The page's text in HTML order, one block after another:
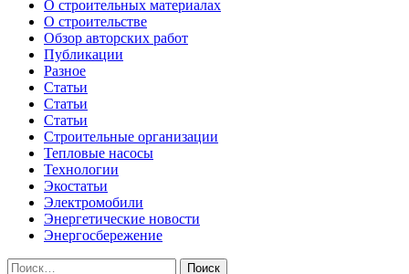
О строительных материалах
О строительстве
Обзор авторских работ
Публикации
Разное
Статьи
Статьи
Статьи
Строительные организации
Тепловые насосы
Технологии
Экостатьи
Электромобили
Энергетические новости
Энергосбережение
Найти: